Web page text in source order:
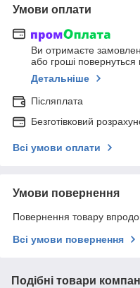
Умови оплати
Ви отримаєте
або гроші повернуться
Детальніше
Післяплата
Безготівковий
Всі умови оплати
Умови повернення
Повернення товару
Всі умови повернення
Подібні товари